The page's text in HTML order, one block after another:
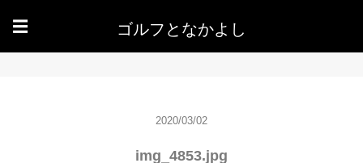
☰ ゴルフとなかよし
2020/03/02
img_4853.jpg